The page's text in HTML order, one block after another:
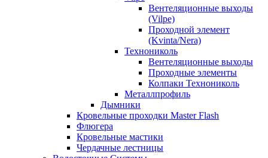
Вентеляционные выходы
(Vilpe)
Проходной элемент
(Kvinta/Nera)
Технониколь
Вентеляционные выходы
Проходные элементы
Колпаки Технониколь
Металлпрофиль
Дымники
Кровельные проходки Master Flash
Флюгера
Кровельные мастики
Чердачные лестницы